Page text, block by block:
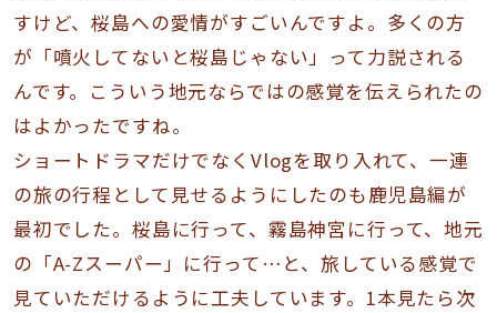
すけど、桜島への愛情がすごいんですよ。多くの方
が「噴火してないと桜島じゃない」って力説される
んです。こういう地元ならではの感覚を伝えられたの
はよかったですね。
ショートドラマだけでなくVlogを取り入れて、一連
の旅の行程として見せるようにしたのも鹿児島編が
最初でした。桜島に行って、霧島神宮に行って、地元
の「A-Zスーパー」に行って…と、旅している感覚で
見ていただけるように工夫しています。1本見たら次